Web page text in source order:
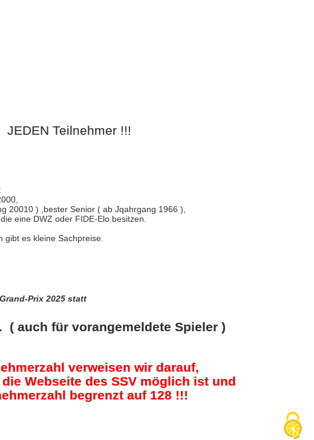
Teilnehmer !!!
20010 ) ,bester Senior ( ab Jqahrgang 1966 ),
eine DWZ oder FIDE-Elo besitzen.
es kleine Sachpreise.
Prix 2025 statt
für vorangemeldete Spieler )
verweisen wir darauf,
Webseite des SSV möglich ist und
begrenzt auf 128 !!!